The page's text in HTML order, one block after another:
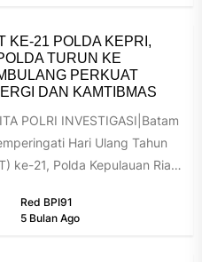
KE-21 POLDA KEPRI,
TURUN KE
PERKUAT
DAN KAMTIBMAS
POLRI INVESTIGASI|Batam
Hari Ulang Tahun
ke-21, Polda Kepulauan Riau
Safari Ramadan...
Red BPI91
5 Bulan Ago